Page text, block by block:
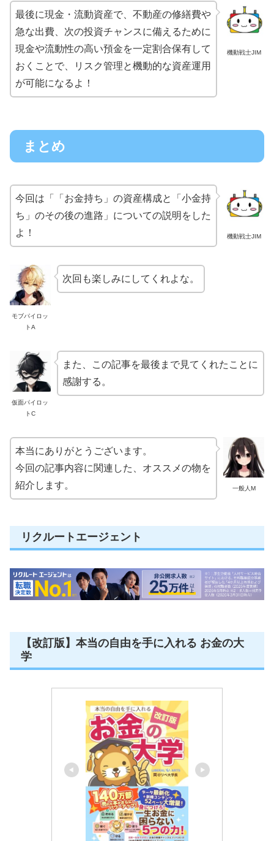
機動戦士JIM
最後に現金・流動資産で、不動産の修繕費や
急な出費、次の投資チャンスに備えるために
現金や流動性の高い預金を一定割合保有して
おくことで、リスク管理と機動的な資産運用
が可能になるよ！
まとめ
機動戦士JIM
今回は「「お金持ち」の資産構成と「小金持
ち」のその後の進路」についての説明をした
よ！
モブパイロッ
トA
次回も楽しみにしてくれよな。
仮面パイロッ
トC
また、この記事を最後まで見てくれたことに
感謝する。
一般人M
本当にありがとうございます。
今回の記事内容に関連した、オススメの物を
紹介します。
リクルートエージェント
【改訂版】本当の自由を手に入れる お金の大
学